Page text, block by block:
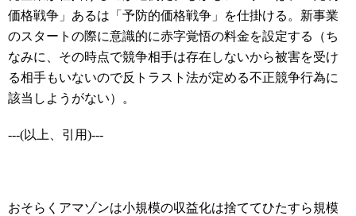
価格戦争」あるは「予防的価格戦争」を仕掛ける。新事業
のスタートの際に意識的に赤字覚悟の料金を設定する（ち
なみに、その時点で競争相手は存在しないから被害を受け
る相手もいないので反トラスト法が定める不正競争行為に
該当しようがない）。
---(以上、引用)---
おそらくアマゾンは小規模の収益化は捨ててひたすら規模